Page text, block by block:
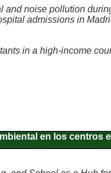
and noise pollution
admissions in
in a high-income
en los centros